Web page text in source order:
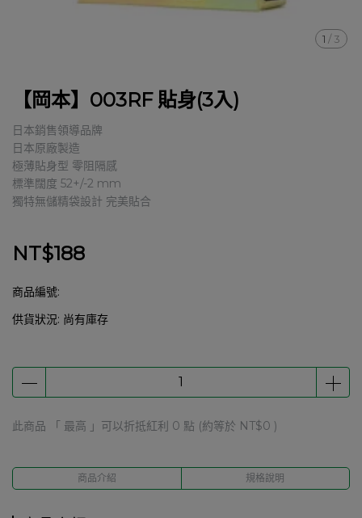
1 / 3
【岡本】003RF 貼身(3入)
日本銷售領導品牌
日本原廠製造
極薄貼身型 零阻隔感
標準闊度 52+/-2 mm
獨特無儲精袋設計 完美貼合
NT$188
商品編號:
供貨狀況: 尚有庫存
此商品 「 最高 」可以折抵紅利 0 點 (約等於 NT$0 )
商品介紹 規格說明